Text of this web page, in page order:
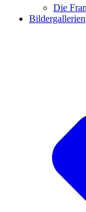
Die
Bildergallerien